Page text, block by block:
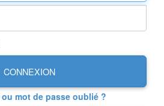
CONNEXION
mot de passe oublié ?